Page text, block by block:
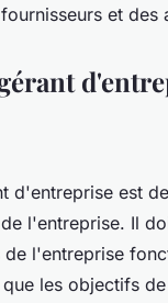
et des
d'entreprise est
l'entreprise. Il
de l'entreprise
les objectifs